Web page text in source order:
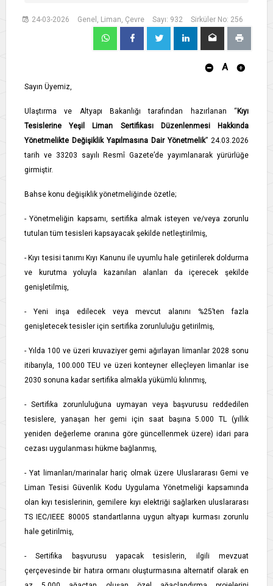
24-03-2026 Genel, Liman, Çevre Sayı: 932 Sirküler No: 256
A
Sayın Üyemiz,
Ulaştırma ve Altyapı Bakanlığı tarafından hazırlanan “Kıyı
Tesislerine Yeşil Liman Sertifikası Düzenlenmesi Hakkında
Yönetmelikte Değişiklik Yapılmasına Dair Yönetmelik” 24.03.2026
tarih ve 33203 sayılı Resmî Gazete’de yayımlanarak yürürlüğe
girmiştir.
Bahse konu değişiklik yönetmeliğinde özetle;
- Yönetmeliğin kapsamı, sertifika almak isteyen ve/veya zorunlu
tutulan tüm tesisleri kapsayacak şekilde netleştirilmiş,
- Kıyı tesisi tanımı Kıyı Kanunu ile uyumlu hale getirilerek doldurma
ve kurutma yoluyla kazanılan alanları da içerecek şekilde
genişletilmiş,
- Yeni inşa edilecek veya mevcut alanını %25’ten fazla
genişletecek tesisler için sertifika zorunluluğu getirilmiş,
- Yılda 100 ve üzeri kruvaziyer gemi ağırlayan limanlar 2028 sonu
itibarıyla, 100.000 TEU ve üzeri konteyner elleçleyen limanlar ise
2030 sonuna kadar sertifika almakla yükümlü kılınmış,
- Sertifika zorunluluğuna uymayan veya başvurusu reddedilen
tesislere, yanaşan her gemi için saat başına 5.000 TL (yıllık
yeniden değerleme oranına göre güncellenmek üzere) idari para
cezası uygulanması hükme bağlanmış,
- Yat limanları/marinalar hariç olmak üzere Uluslararası Gemi ve
Liman Tesisi Güvenlik Kodu Uygulama Yönetmeliği kapsamında
olan kıyı tesislerinin, gemilere kıyı elektriği sağlarken uluslararası
TS IEC/IEEE 80005 standartlarına uygun altyapı kurması zorunlu
hale getirilmiş,
- Sertifika başvurusu yapacak tesislerin, ilgili mevzuat
çerçevesinde bir hatıra ormanı oluşturmasına alternatif olarak en